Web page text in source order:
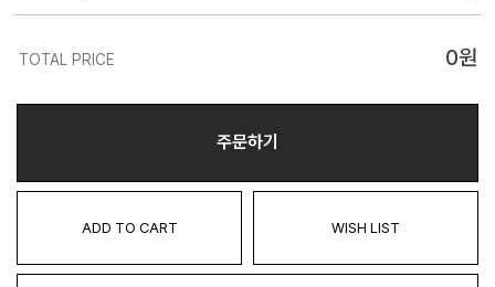
TOTAL PRICE 0원
주문하기
ADD TO CART WISH LIST